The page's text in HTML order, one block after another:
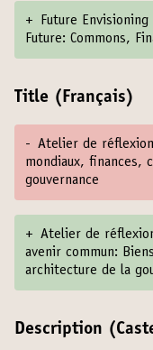
+
Future
Future: Commons,
Title (Français)
- Atelier de réflexion
mondiaux, finances,
gouvernance
+ Atelier de
avenir commun:
architecture de la
Description